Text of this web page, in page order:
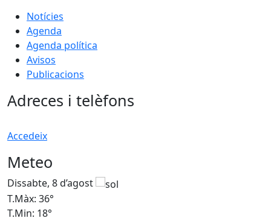
Notícies
Agenda
Agenda política
Avisos
Publicacions
Adreces i telèfons
Accedeix
Meteo
Dissabte, 8 d’agost
T.Màx: 36°
T.Min: 18°